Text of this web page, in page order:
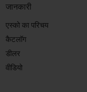
जानकारी
एस्को का परिचय
कैटलॉग
डीलर
वीडियो